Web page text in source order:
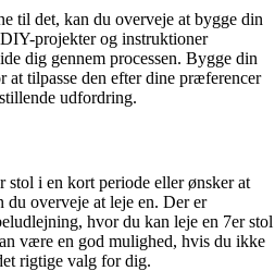
til det, kan du overveje at bygge din
projekter og instruktioner
dig gennem processen. Bygge din
tilpasse den efter dine præferencer
udfordring.
i en kort periode eller ønsker at
du overveje at leje en. Der er
hvor du kan leje en 7er stol
være en god mulighed, hvis du ikke
rigtige valg for dig.